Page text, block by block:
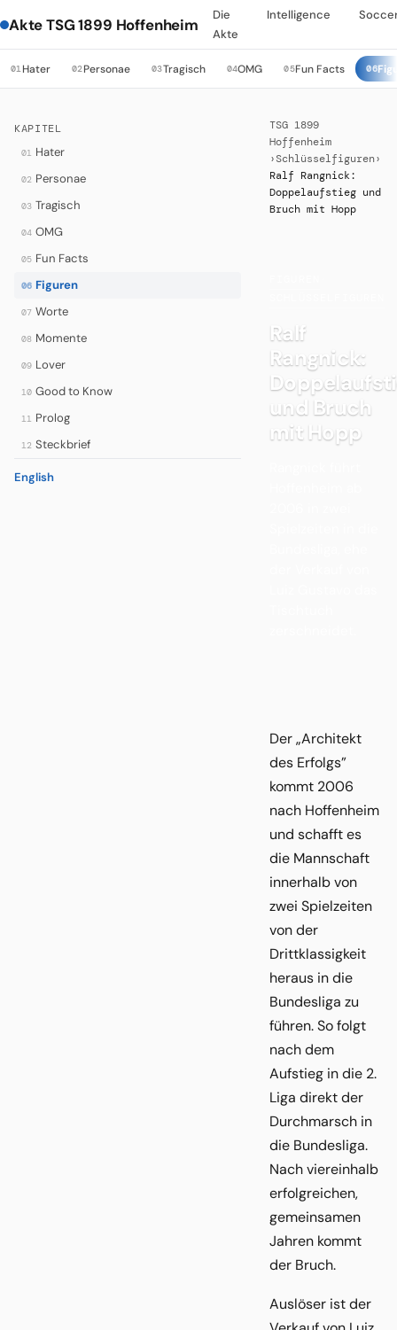
Akte TSG 1899 Hoffenheim
Die
Akte
Intelligence
01Hater 02Personae 03Tragisch 04OMG 05Fun Facts 06
KAPITEL
01 Hater
02 Personae
03 Tragisch
04 OMG
05 Fun Facts
06 Figuren
07 Worte
08 Momente
09 Lover
10 Good to Know
11 Prolog
12 Steckbrief
English
TSG 1899
Hoffenheim
› Schlüsselfiguren›
Ralf Rangnick:
Doppelaufstieg und
Bruch mit Hopp
Ralf
Rangnick:
und Bruch
mit Hopp
Der „Architekt
des Erfolgs”
kommt 2006
nach Hoffenheim
und schafft es
die Mannschaft
innerhalb von
zwei Spielzeiten
von der
Drittklassigkeit
heraus in die
Bundesliga zu
führen. So folgt
nach dem
Aufstieg in die 2.
Liga direkt der
Durchmarsch in
die Bundesliga.
Nach viereinhalb
erfolgreichen,
gemeinsamen
Jahren kommt
der Bruch.
Auslöser ist der